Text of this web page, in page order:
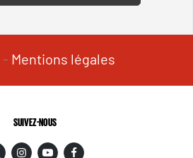
- Mentions légales
SUIVEZ-NOUS